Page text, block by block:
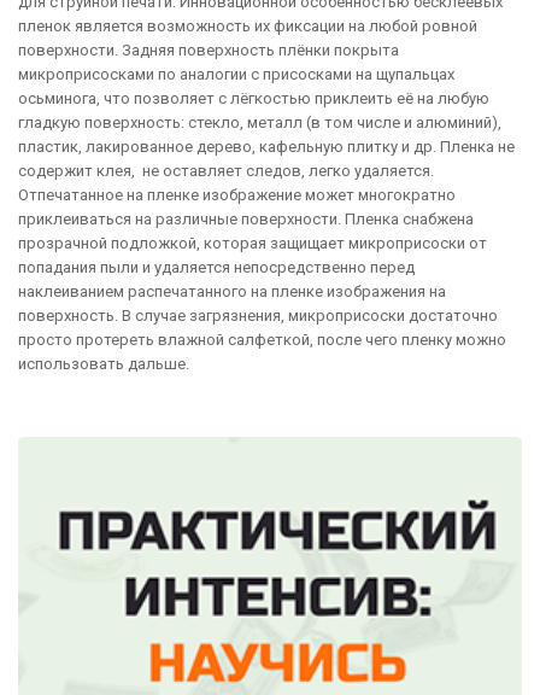
пленок является возможность их фиксации на любой ровной
поверхности. Задняя поверхность плёнки покрыта
микроприсосками по аналогии с присосками на щупальцах
осьминога, что позволяет с лёгкостью приклеить её на любую
гладкую поверхность: стекло, металл (в том числе и алюминий),
пластик, лакированное дерево, кафельную плитку и др. Пленка не
содержит клея, не оставляет следов, легко удаляется.
Отпечатанное на пленке изображение может многократно
приклеиваться на различные поверхности. Пленка снабжена
прозрачной подложкой, которая защищает микроприсоски от
попадания пыли и удаляется непосредственно перед
наклеиванием распечатанного на пленке изображения на
поверхность. В случае загрязнения, микроприсоски достаточно
просто протереть влажной салфеткой, после чего пленку можно
использовать дальше.